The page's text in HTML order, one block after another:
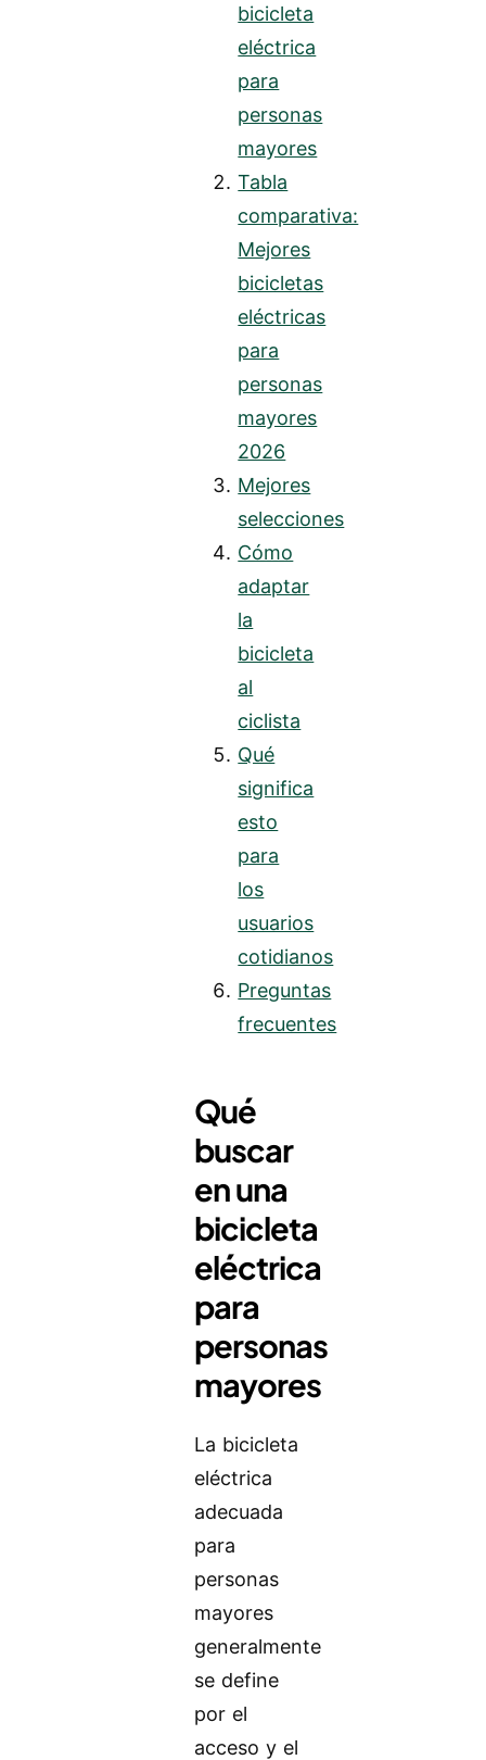
bicicleta
eléctrica
para
personas
mayores
Tabla
comparativa:
Mejores
bicicletas
eléctricas
para
personas
mayores
2026
Mejores
selecciones
Cómo
adaptar
la
bicicleta
al
ciclista
Qué
significa
esto
para
los
usuarios
cotidianos
Preguntas
frecuentes
Qué
buscar
en una
bicicleta
eléctrica
para
personas
mayores
La bicicleta
eléctrica
adecuada
para
personas
mayores
generalmente
se define
por el
acceso y el